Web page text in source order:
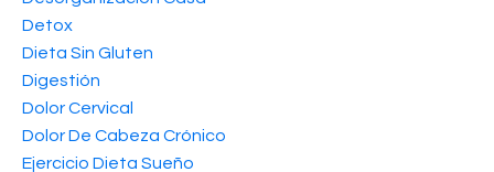
Detox
Dieta Sin Gluten
Digestión
Dolor Cervical
Dolor De Cabeza Crónico
Ejercicio Dieta Sueño